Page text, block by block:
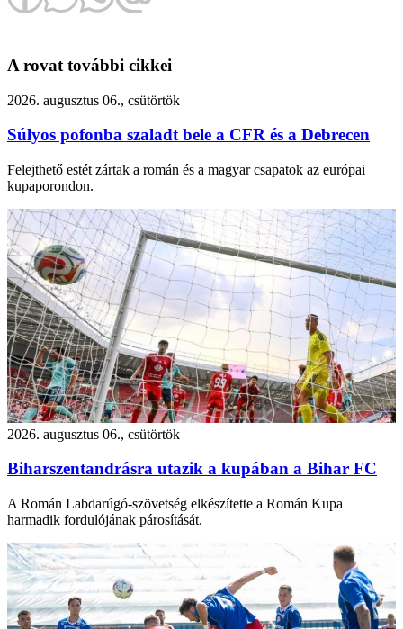
A rovat további cikkei
2026. augusztus 06., csütörtök
Súlyos pofonba szaladt bele a CFR és a Debrecen
Felejthető estét zártak a román és a magyar csapatok az európai
kupaporondon.
2026. augusztus 06., csütörtök
Biharszentandrásra utazik a kupában a Bihar FC
A Román Labdarúgó-szövetség elkészítette a Román Kupa
harmadik fordulójának párosítását.